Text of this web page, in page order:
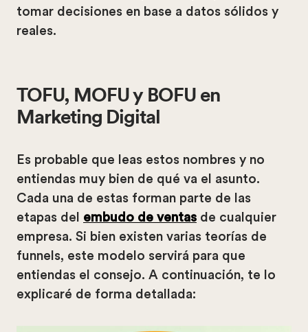
tomar decisiones en base a datos sólidos y
reales.
TOFU, MOFU y BOFU en
Marketing Digital
Es probable que leas estos nombres y no
entiendas muy bien de qué va el asunto.
Cada una de estas forman parte de las
etapas del embudo de ventas de cualquier
empresa. Si bien existen varias teorías de
funnels, este modelo servirá para que
entiendas el consejo. A continuación, te lo
explicaré de forma detallada: